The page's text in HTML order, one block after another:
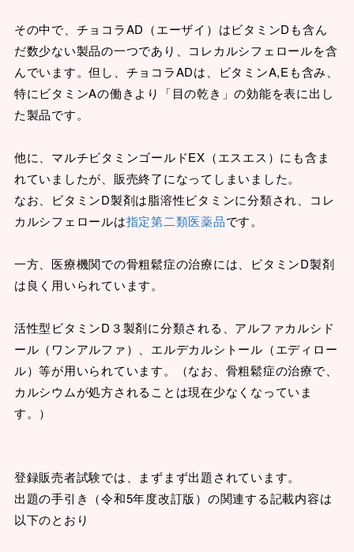
その中で、チョコラAD（エーザイ）はビタミンDも含ん
だ数少ない製品の一つであり、コレカルシフェロールを含
んでいます。但し、チョコラADは、ビタミンA,Eも含み、
特にビタミンAの働きより「目の乾き」の効能を表に出し
た製品です。
他に、マルチビタミンゴールドEX（エスエス）にも含ま
れていましたが、販売終了になってしまいました。
なお、ビタミンD製剤は脂溶性ビタミンに分類され、コレ
カルシフェロールは指定第二類医薬品です。
一方、医療機関での骨粗鬆症の治療には、ビタミンD製剤
は良く用いられています。
活性型ビタミンD３製剤に分類される、アルファカルシド
ール（ワンアルファ）、エルデカルシトール（エディロー
ル）等が用いられています。（なお、骨粗鬆症の治療で、
カルシウムが処方されることは現在少なくなっていま
す。）
登録販売者試験では、まずまず出題されています。
出題の手引き（令和5年度改訂版）の関連する記載内容は
以下のとおり